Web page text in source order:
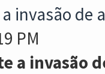
a invasão
PM
a invasão